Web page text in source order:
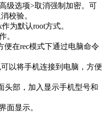
级选项>取消强制加密。可
校验。
为默认root方式。
。
便在rec模式下通过电脑命令
以将手机连接到电脑，方便
头部，加入显示手机型号和
面显示。